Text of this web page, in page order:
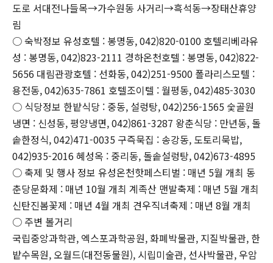
도로 서대전나들목→가수원동 사거리→흑석동→장태산휴양
림
○ 숙박정보 유성호텔 : 봉명동, 042)820-0100 호텔리베라유
성 : 봉명동, 042)823-2111 경하온천호텔 : 봉명동, 042)822-
5656 대림관광호텔 : 선화동, 042)251-9500 폴라리스모텔 :
용전동, 042)635-7861 호텔조이텔 : 월평동, 042)485-3030
○ 식당정보 한밭식당 : 중동, 설렁탕, 042)256-1565 숯골원
냉면 : 신성동, 평양냉면, 042)861-3287 왕춘식당 : 만년동, 돌
솥한정식, 042)471-0035 구즉묵집 : 송강동, 도토리묵밥,
042)935-2016 혜성옥 : 중리동, 돌솥설렁탕, 042)673-4895
○ 축제 및 행사 정보 유성온천핫페스티벌 : 매년 5월 개최 동
춘당문화제 : 매년 10월 개최 계족산 맨발축제 : 매년 5월 개최
신탄진봄꽃제 : 매년 4월 개최 견우직녀축제 : 매년 8월 개최
○ 주변 볼거리
국립중앙과학관, 엑스포과학공원, 화폐박물관, 지질박물관, 한
밭수목원, 오월드(대전동물원), 시립미술관, 선사박물관, 우암